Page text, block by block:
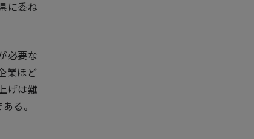
に委ね
必要な
業ほど
げは難
る。